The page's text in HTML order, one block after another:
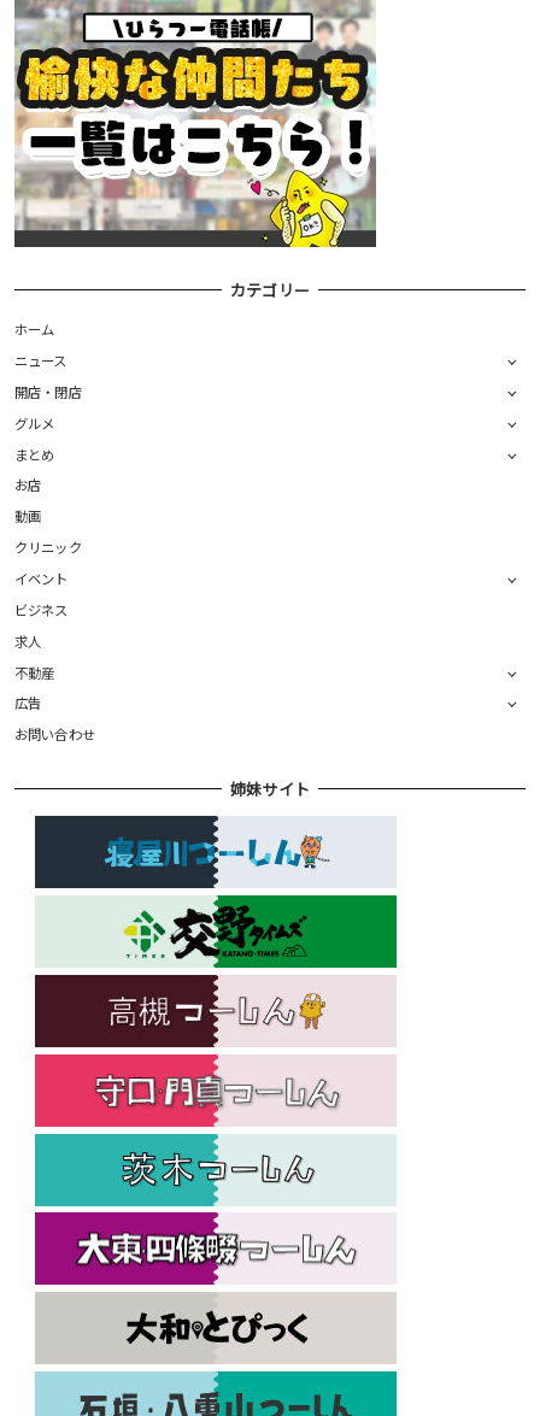
カテゴリー
ホーム
ニュース
開店・閉店
グルメ
まとめ
お店
動画
クリニック
イベント
ビジネス
求人
不動産
広告
お問い合わせ
姉妹サイト